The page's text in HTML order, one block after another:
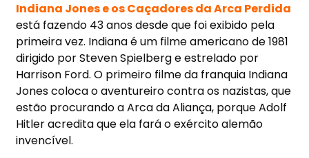
Indiana Jones e os Caçadores da Arca Perdida
está fazendo 43 anos desde que foi exibido pela
primeira vez. Indiana é um filme americano de 1981
dirigido por Steven Spielberg e estrelado por
Harrison Ford. O primeiro filme da franquia Indiana
Jones coloca o aventureiro contra os nazistas, que
estão procurando a Arca da Aliança, porque Adolf
Hitler acredita que ela fará o exército alemão
invencível.